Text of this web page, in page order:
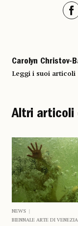
Carolyn Christov-
Leggi i suoi articoli
Altri articoli
NEWS
BIENNALE ARTE DI